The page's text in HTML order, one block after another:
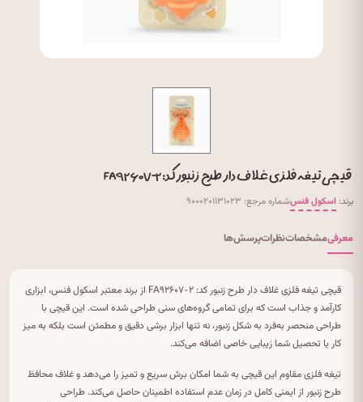
قیچی تیغه فلزی غلاف دار طرح زنبور کد: FA۹۲۶۰۷-۲
برند: اسکول فنسشماره مرجع: ۹۰۰۰۲۰۱۱۳۱۰۲۳
معرفیمشخصاتنظراتپرسش‌ها
قیچی تیغه فلزی غلاف دار طرح زنبور کد: FA۹۲۶۰۷-۲ از برند معتبر اسکول فنس، ابزاری
کارآمد و جذاب است که برای تمامی گروه‌های سنی طراحی شده است. این قیچی با
طراحی منحصر به‌فرد به شکل زنبور، نه تنها ابزار برشی دقیق و مطمئن است بلکه به میز
کار یا تحصیل شما زیبایی خاصی اضافه می‌کند.
تیغه فلزی مقاوم این قیچی به شما امکان برش سریع و تمیز را می‌دهد و غلاف محافظ
طرح زنبور از ایمنی کامل در زمان عدم استفاده اطمینان حاصل می‌کند. طراحی